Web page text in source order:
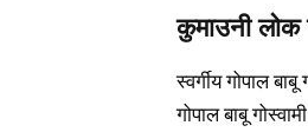
कुमाउनी लोक
स्वर्गीय गोपाल
गोपाल बाबू